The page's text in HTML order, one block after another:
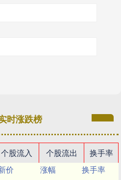
时涨跌榜
个股流入 个股流出
换手率
价 涨幅
换手率